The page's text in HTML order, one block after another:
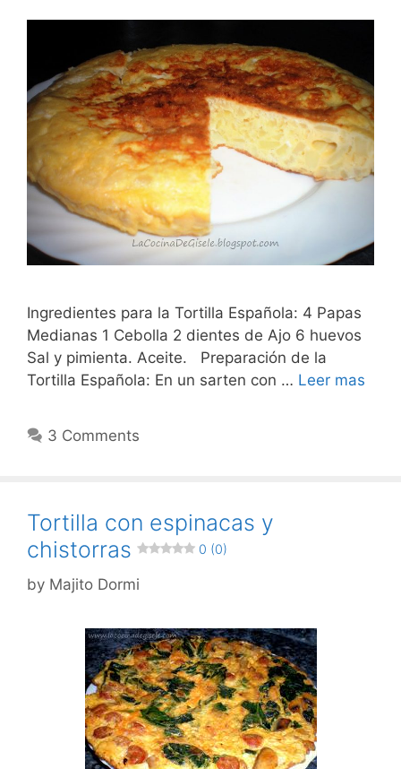
Ingredientes para la Tortilla Española: 4 Papas
Medianas 1 Cebolla 2 dientes de Ajo 6 huevos
Sal y pimienta. Aceite. Preparación de la
Tortilla Española: En un sarten con … Leer mas
3 Comments
Tortilla con espinacas y
chistorras
0 (0)
by Majito Dormi